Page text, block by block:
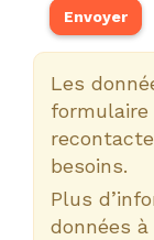
Les
besoins.
Plus
données